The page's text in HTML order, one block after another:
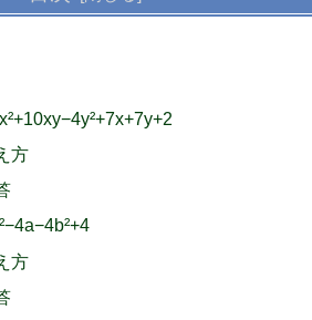
方
方